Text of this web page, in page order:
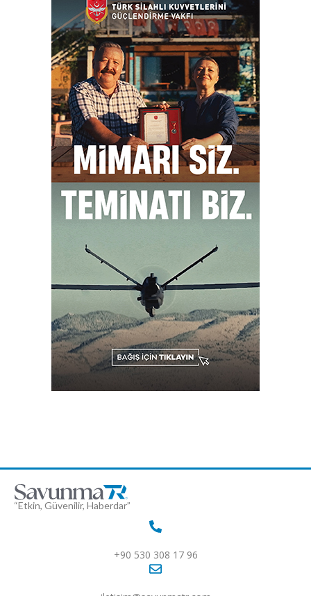
“Etkin, Güvenilir, Haberdar”
+90 530 308 17 96